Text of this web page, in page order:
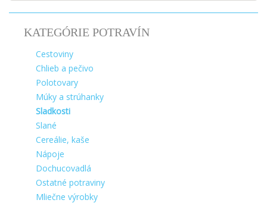
KATEGÓRIE POTRAVÍN
Cestoviny
Chlieb a pečivo
Polotovary
Múky a strúhanky
Sladkosti
Slané
Cereálie, kaše
Nápoje
Dochucovadlá
Ostatné potraviny
Mliečne výrobky